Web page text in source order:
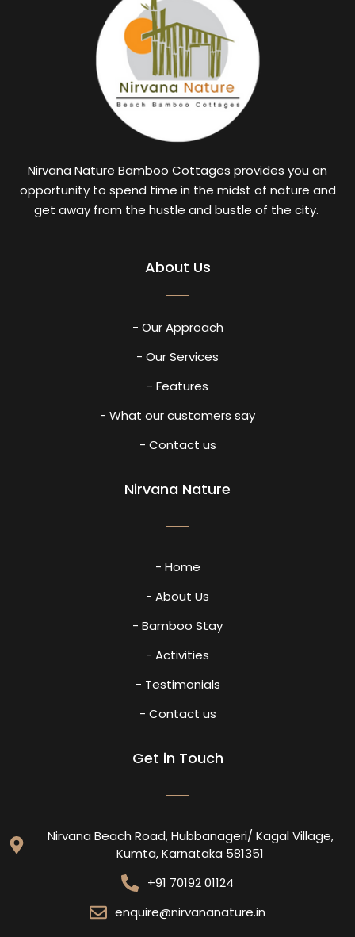
Nirvana Nature Bamboo Cottages provides you an
opportunity to spend time in the midst of nature and
get away from the hustle and bustle of the city.
About Us
- Our Approach
- Our Services
- Features
- What our customers say
- Contact us
Nirvana Nature
- Home
- About Us
- Bamboo Stay
- Activities
- Testimonials
- Contact us
Get in Touch
Nirvana Beach Road, Hubbanageri/ Kagal Village,
Kumta, Karnataka 581351
+91 70192 01124
enquire@nirvananature.in